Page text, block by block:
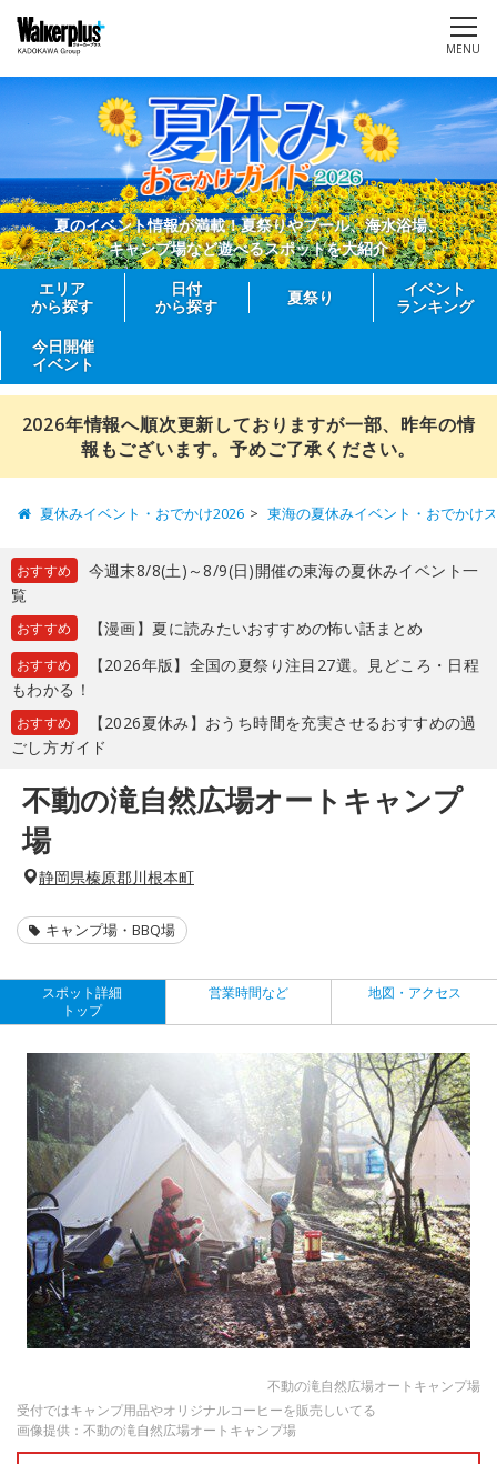
MENU
夏のイベント情報が満載！夏祭りやプール、海水浴場、
キャンプ場など遊べるスポットを大紹介
エリア
から探す
日付
から探す
夏祭り
イベント
ランキング
今日開催
イベント
2026年情報へ順次更新しておりますが一部、昨年の情
報もございます。予めご了承ください。
夏休みイベント・おでかけ2026 東海の夏休みイベント・おでかけ
おすすめ
今週末8/8(土)～8/9(日)開催の東海の夏休みイベント一
覧
おすすめ 【漫画】夏に読みたいおすすめの怖い話まとめ
おすすめ
【2026年版】全国の夏祭り注目27選。見どころ・日程
もわかる！
おすすめ
【2026夏休み】おうち時間を充実させるおすすめの過
ごし方ガイド
不動の滝自然広場オートキャンプ
場
静岡県榛原郡川根本町
キャンプ場・BBQ場
スポット詳細
トップ
営業時間など 地図・アクセス
不動の滝自然広場オートキャンプ場
受付ではキャンプ用品やオリジナルコーヒーを販売しいてる
画像提供：不動の滝自然広場オートキャンプ場